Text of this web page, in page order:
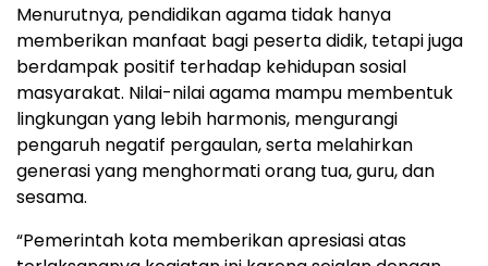
Menurutnya, pendidikan agama tidak hanya
memberikan manfaat bagi peserta didik, tetapi juga
berdampak positif terhadap kehidupan sosial
masyarakat. Nilai-nilai agama mampu membentuk
lingkungan yang lebih harmonis, mengurangi
pengaruh negatif pergaulan, serta melahirkan
generasi yang menghormati orang tua, guru, dan
sesama.
“Pemerintah kota memberikan apresiasi atas